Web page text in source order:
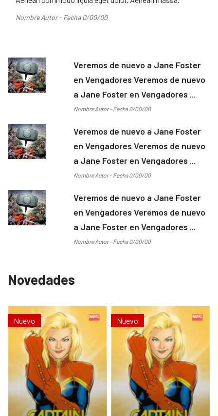
Nombre Autor - Fecha 0/00/00
Veremos de nuevo a Jane Foster
en Vengadores Veremos de nuevo
a Jane Foster en Vengadores ...
Nombre Autor - Fecha 0/00/00
Veremos de nuevo a Jane Foster
en Vengadores Veremos de nuevo
a Jane Foster en Vengadores ...
Nombre Autor - Fecha 0/00/00
Veremos de nuevo a Jane Foster
en Vengadores Veremos de nuevo
a Jane Foster en Vengadores ...
Nombre Autor - Fecha 0/00/00
Novedades
Nuevo Nuevo